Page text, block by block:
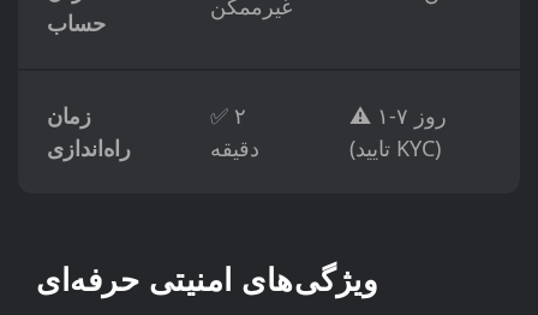
حساب
غیرممکن
زمان
راه‌اندازی
✅ ۲
دقیقه
⚠️ ۱-۷ روز
(تایید KYC)
ویژگی‌های امنیتی حرفه‌ای